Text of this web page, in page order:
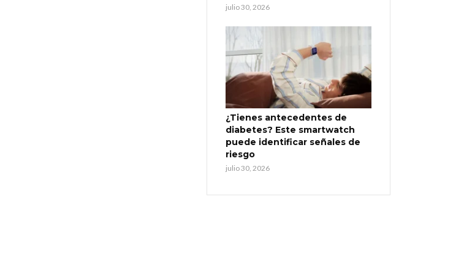
julio 30, 2026
¿Tienes antecedentes de
diabetes? Este smartwatch
puede identificar señales de
riesgo
julio 30, 2026